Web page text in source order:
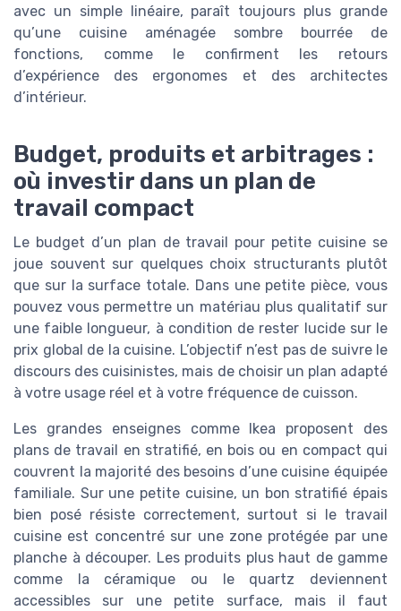
avec un simple linéaire, paraît toujours plus grande
qu’une cuisine aménagée sombre bourrée de
fonctions, comme le confirment les retours
d’expérience des ergonomes et des architectes
d’intérieur.
Budget, produits et arbitrages :
où investir dans un plan de
travail compact
Le budget d’un plan de travail pour petite cuisine se
joue souvent sur quelques choix structurants plutôt
que sur la surface totale. Dans une petite pièce, vous
pouvez vous permettre un matériau plus qualitatif sur
une faible longueur, à condition de rester lucide sur le
prix global de la cuisine. L’objectif n’est pas de suivre le
discours des cuisinistes, mais de choisir un plan adapté
à votre usage réel et à votre fréquence de cuisson.
Les grandes enseignes comme Ikea proposent des
plans de travail en stratifié, en bois ou en compact qui
couvrent la majorité des besoins d’une cuisine équipée
familiale. Sur une petite cuisine, un bon stratifié épais
bien posé résiste correctement, surtout si le travail
cuisine est concentré sur une zone protégée par une
planche à découper. Les produits plus haut de gamme
comme la céramique ou le quartz deviennent
accessibles sur une petite surface, mais il faut